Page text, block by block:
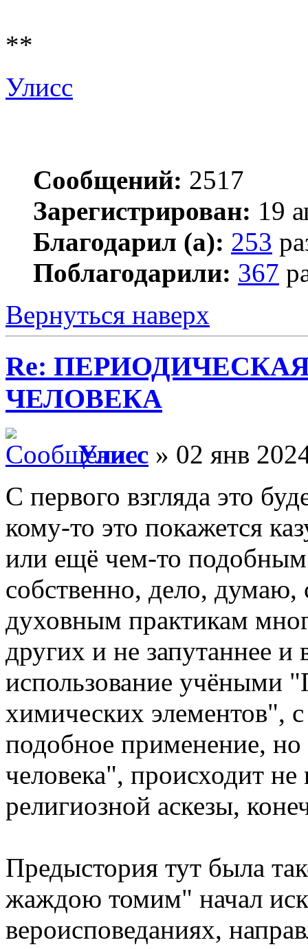
**
Улисс
Сообщений: 2517
Зарегистрирован: 19
Благодарил (а): 253
Поблагодарили: 367
Вернуться наверх
Re:
ЧЕЛОВЕКА
Улисс » 02 янв
С первого взгляда это
кому-то это покажется
или ещё чем-то
собственно, дело,
духовным практикам
других и не запутаннее
использование учёными
химических элементов",
подобное применение,
человека", происходит не
религиозной аскезы,
Предыстория тут была
жаждою томим" начал
вероисповеданиях,